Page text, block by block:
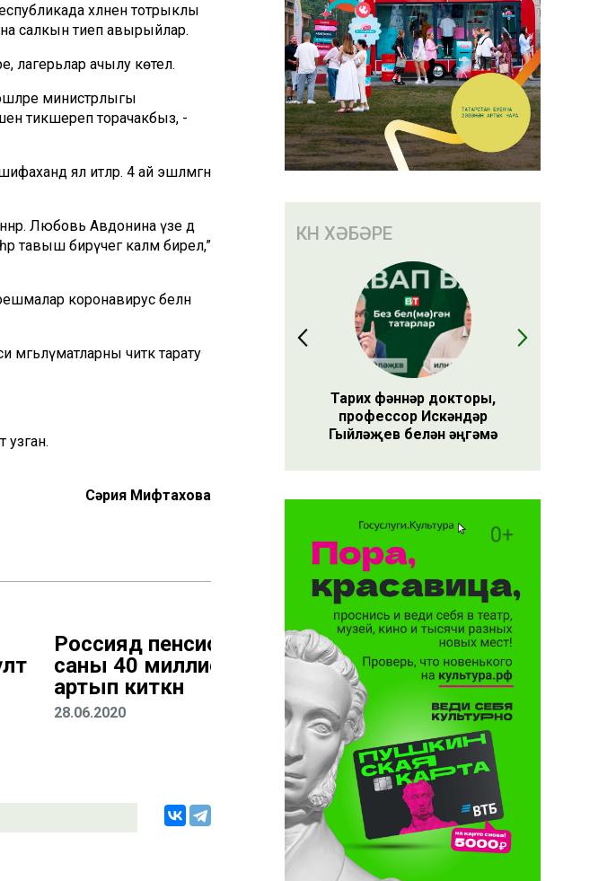
хәлнен тотрыклы
салкын тиеп авырыйлар.
лагерьлар ачылу көтелә.
министрлыгы
тикшереп торачакбыз, -
ял итәләр. 4 ай эшләмәгән
Любовь Авдонина үзе дә
бирүчегә каләм бирелә,”
коронавирус белән
читкә тарату
узган.
Сәрия Мифтахова
Россиядә пенсионерлар
саны 40 миллионнан
артып киткән
28.06.2020
КӨН ХӘБӘРЕ
Тарих фәннәр докторы,
профессор Искәндәр
Гыйләҗев белән әңгәмә